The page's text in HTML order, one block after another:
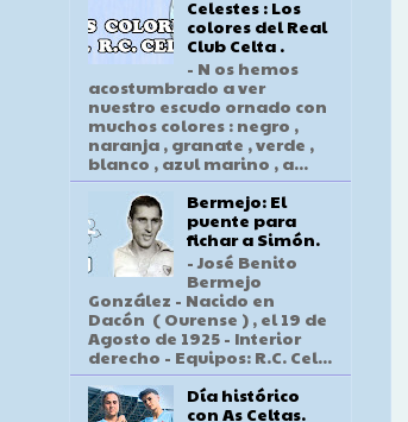
Celestes : Los
colores del Real
Club Celta .
- N os hemos
acostumbrado a ver
nuestro escudo ornado con
muchos colores : negro ,
naranja , granate , verde ,
blanco , azul marino , a...
Bermejo: El
puente para
fichar a Simón.
- José Benito
Bermejo
González - Nacido en
Dacón ( Ourense ) , el 19 de
Agosto de 1925 - Interior
derecho - Equipos: R.C. Cel...
Día histórico
con As Celtas.